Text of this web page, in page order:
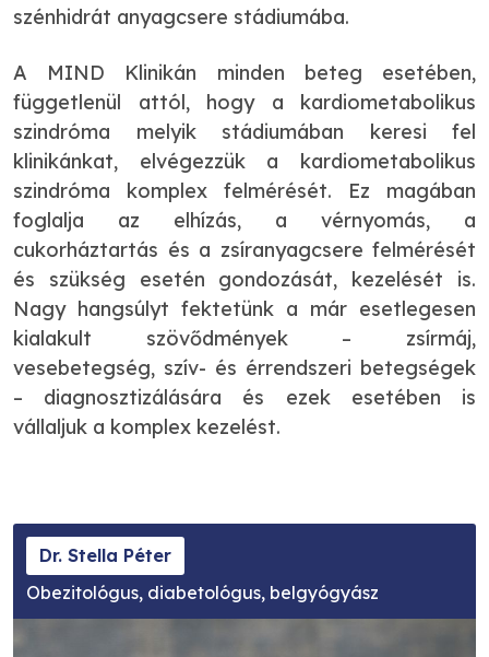
szénhidrát anyagcsere stádiumába.
A MIND Klinikán minden beteg esetében,
függetlenül attól, hogy a kardiometabolikus
szindróma melyik stádiumában keresi fel
klinikánkat, elvégezzük a kardiometabolikus
szindróma komplex felmérését. Ez magában
foglalja az elhízás, a vérnyomás, a
cukorháztartás és a zsíranyagcsere felmérését
és szükség esetén gondozását, kezelését is.
Nagy hangsúlyt fektetünk a már esetlegesen
kialakult szövődmények – zsírmáj,
vesebetegség, szív- és érrendszeri betegségek
– diagnosztizálására és ezek esetében is
vállaljuk a komplex kezelést.
Dr. Stella Péter
Obezitológus, diabetológus, belgyógyász